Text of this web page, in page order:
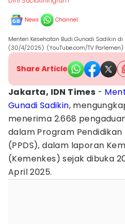
News Channel
Menteri Kesehatan Budi Gunadi Sadikin di
(30/4/2025). (YouTube.com/TV Parlemen)
Share Article
Jakarta, IDN Times -
Gunadi Sadikin,
menerima 2.668
dalam Program Pendidikan
(PPDS), dalam laporan
(Kemenkes) sejak dibuka
April 2025.